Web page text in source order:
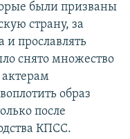
были призваны
страну, за
прославлять
снято множество
образ
после
КПСС.